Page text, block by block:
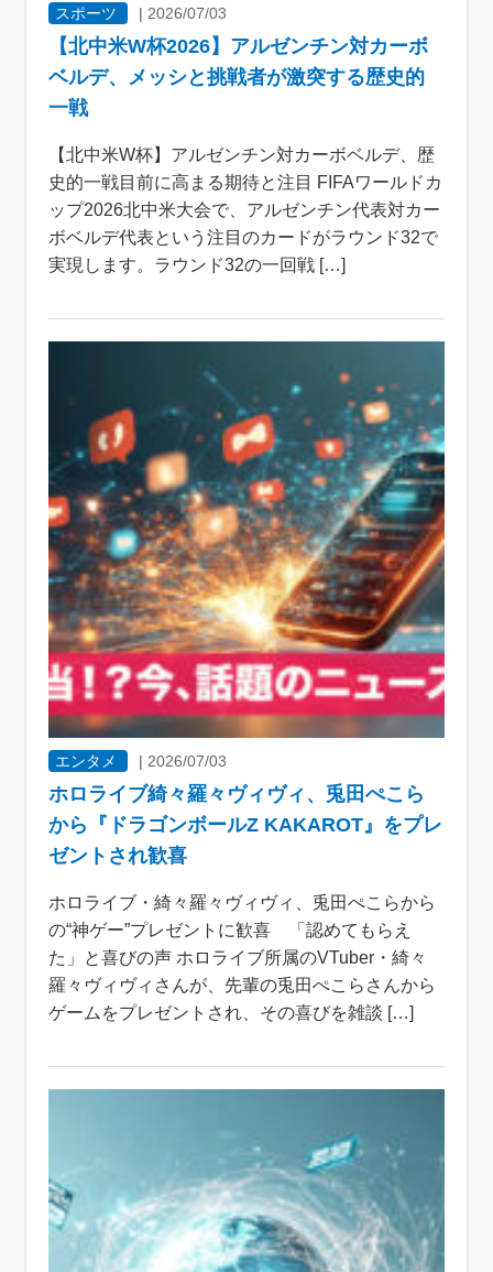
スポーツ |2026/07/03
【北中米W杯2026】アルゼンチン対カーボ
ベルデ、メッシと挑戦者が激突する歴史的
一戦
【北中米W杯】アルゼンチン対カーボベルデ、歴
史的一戦目前に高まる期待と注目 FIFAワールドカ
ップ2026北中米大会で、アルゼンチン代表対カー
ボベルデ代表という注目のカードがラウンド32で
実現します。ラウンド32の一回戦 […]
エンタメ | 2026/07/03
ホロライブ綺々羅々ヴィヴィ、兎田ぺこら
から『ドラゴンボールZ KAKAROT』をプレ
ゼントされ歓喜
ホロライブ・綺々羅々ヴィヴィ、兎田ぺこらから
の“神ゲー”プレゼントに歓喜 「認めてもらえ
た」と喜びの声 ホロライブ所属のVTuber・綺々
羅々ヴィヴィさんが、先輩の兎田ぺこらさんから
ゲームをプレゼントされ、その喜びを雑談 […]